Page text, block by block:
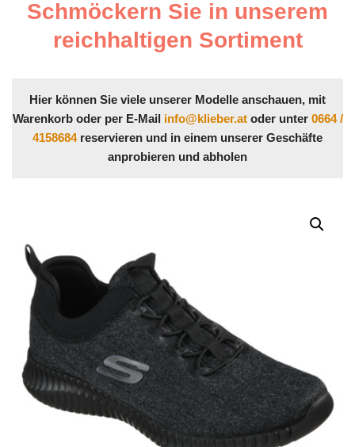
Schmöckern Sie in unserem
reichhaltigen Sortiment
Hier können Sie viele unserer Modelle anschauen, mit
Warenkorb oder per E-Mail info@klieber.atoder unter 0664 /
4158684reservieren und in einem unserer Geschäfte
anprobieren und abholen